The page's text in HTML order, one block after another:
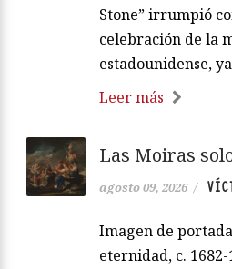
Stone” irrumpió
celebración de la
estadounidense,
Leer más
Las Moiras
agosto 09, 2026 /
Imagen de
eternidad, c.